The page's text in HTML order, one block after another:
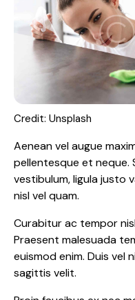
Credit: Unsplash
Aenean vel augue
pellentesque et neque.
vestibulum, ligula justo
nisl vel quam.
Curabitur ac tempor
Praesent malesuada
euismod enim. Duis vel
sagittis velit.